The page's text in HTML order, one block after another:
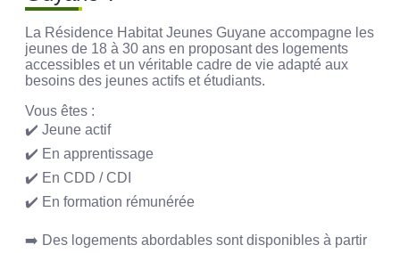
La Résidence Habitat Jeunes Guyane accompagne les
jeunes de 18 à 30 ans en proposant des logements
accessibles et un véritable cadre de vie adapté aux
besoins des jeunes actifs et étudiants.
Vous êtes :
✔️ Jeune actif
✔️ En apprentissage
✔️ En CDD / CDI
✔️ En formation rémunérée
➡️ Des logements abordables sont disponibles à partir